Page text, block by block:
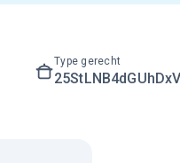
Type gerecht